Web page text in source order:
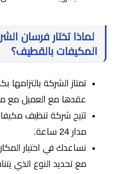
لماذا تختار فرسان
المكيفات بالقطيف؟
تمتاز الشركة بالتزامها
عقدها مع العميل مع
تتيح شركة تنظيف
مدار 24 ساعة.
نساعدك في اختيار
مع تحديد النوع الذي